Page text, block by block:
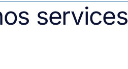
services